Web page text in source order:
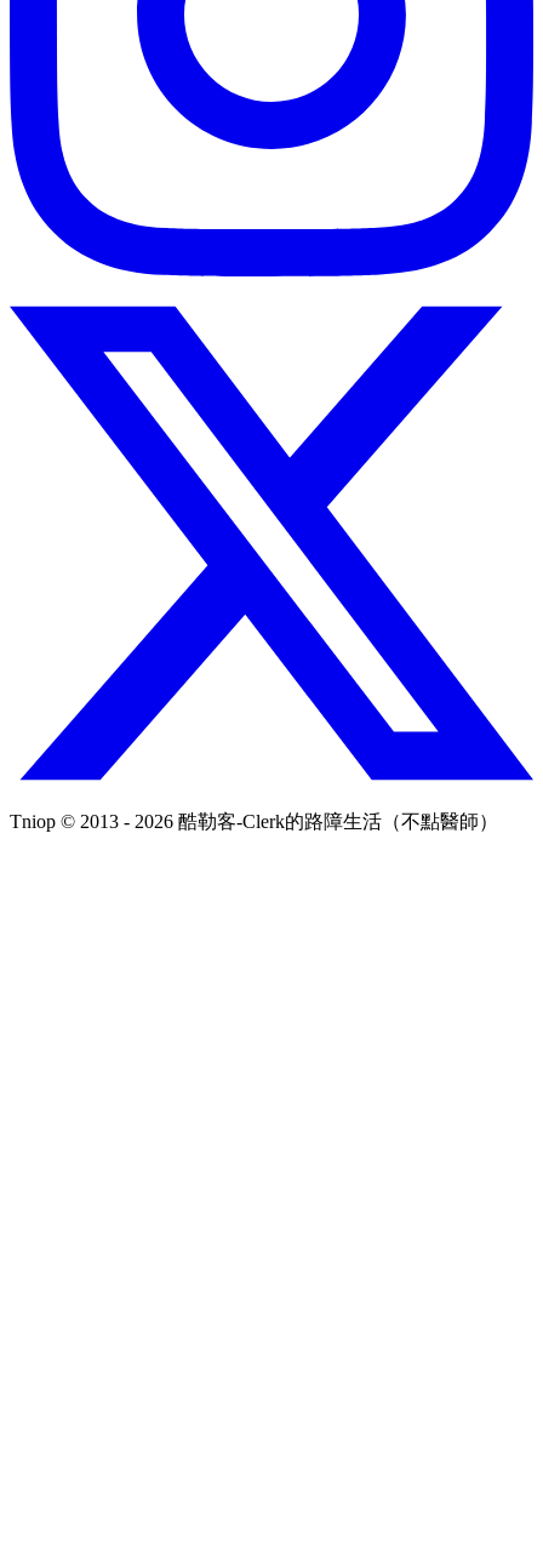
Tniop © 2013 - 2026 酷勒客-Clerk的路障生活（不點醫師）